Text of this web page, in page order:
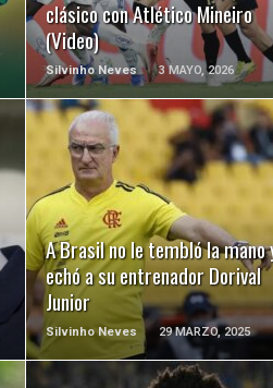
clásico con Atlético Mineiro
(Video)
Silvinho Neves 3 MAYO, 2026
A Brasil no le tembló la mano
echó a su entrenador Dorival
Junior
Silvinho Neves 29 MARZO, 2025
LEER MÁS